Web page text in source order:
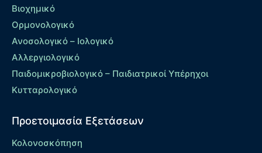
Βιοχημικό
Ορμονολογικό
Ανοσολογικό – Ιολογικό
Αλλεργιολογικό
Παιδομικροβιολογικό – Παιδιατρικοί Υπέρηχοι
Κυτταρολογικό
Προετοιμασία Εξετάσεων
Κολονοσκόπηση